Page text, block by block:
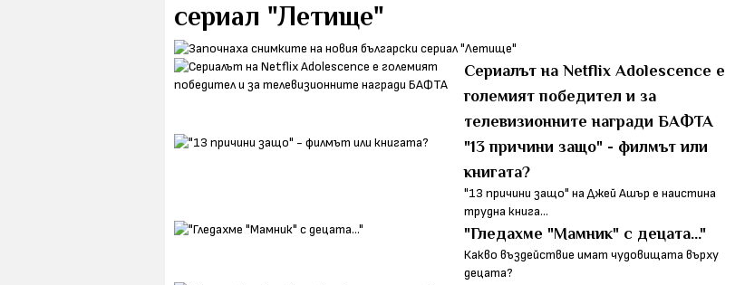
сериал "Летище"
Сериалът на Netflix Adolescence е
големият победител и за
телевизионните награди БАФТА
"13 причини защо" - филмът или
книгата?
"13 причини защо" на Джей Ашър е наистина
трудна книга...
"Гледахме "Мамник" с децата..."
Какво въздействие имат чудовищата върху
децата?